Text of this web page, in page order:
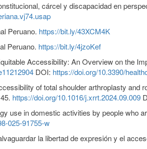
cárcel y discapacidad en
Peruano. https://bit.ly/43XCM4K
Peruano. https://bit.ly/4jzoKef
Accessibility: An Overview on the
DOI: https://doi.org/10.3390/
of total shoulder arthroplasty and
https://doi.org/10.1016/j.xrrt.2024.09.009
use in domestic activities by people who
025-91755-w
la libertad de expresión y el